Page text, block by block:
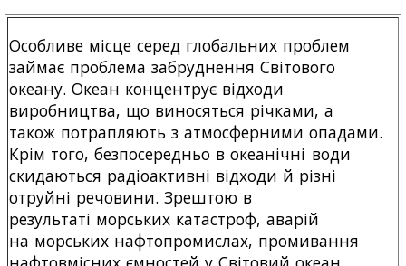
Особливе місце серед глобальних проблем
займає проблема забруднення Світового
океану. Океан концентрує відходи
виробництва, що виносяться річками, а
також потрапляють з атмосферними опадами.
Крім того, безпосередньо в океанічні води
скидаються радіоактивні відходи й різні
отруйні речовини. Зрештою в
результаті морських катастроф, аварій
на морських нафтопромислах, промивання